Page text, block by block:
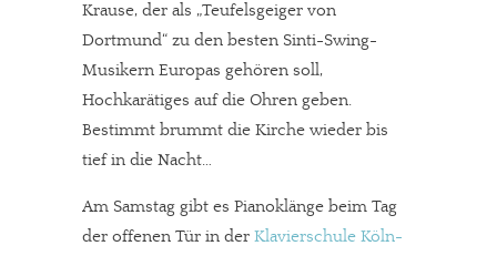
Krause, der als „Teufelsgeiger von
Dortmund“ zu den besten Sinti-Swing-
Musikern Europas gehören soll,
Hochkarätiges auf die Ohren geben.
Bestimmt brummt die Kirche wieder bis
tief in die Nacht…
Am Samstag gibt es Pianoklänge beim Tag
der offenen Tür in der Klavierschule Köln-